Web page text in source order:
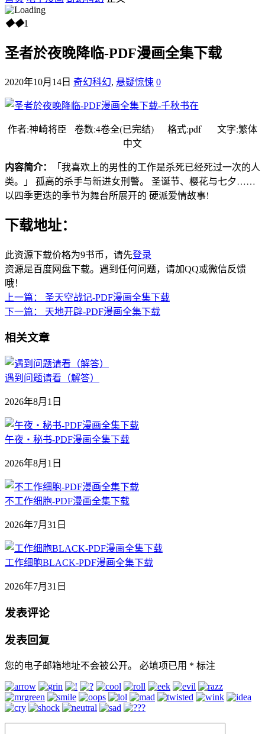
◆◆1
圣者於夜晚降临-PDF漫画全集下载
2020年10月14日 奇幻科幻, 悬疑惊悚 0
作者:神崎将臣 卷数:4卷全(已完结) 格式:pdf 文字:繁体
中文
内容简介：
「我喜欢上的男性的工作是杀死已经死过一次的人
类。」 孤高的杀手与新进女刑警。 圣诞节、樱花与七夕……
以四季更迭的季节为舞台所展开的 硬派爱情故事!
下载地址：
此资源下载价格为9书币，请先登录
资源是百度网盘下载。遇到任何问题，请加QQ或微信反馈
哦！
上一篇：
圣天空战记-PDF漫画全集下载
下一篇：
天地开辟-PDF漫画全集下载
相关文章
遇到问题请看（解答）
2026年8月1日
午夜‧秘书-PDF漫画全集下载
2026年8月1日
不工作细胞-PDF漫画全集下载
2026年7月31日
工作细胞BLACK-PDF漫画全集下载
2026年7月31日
发表评论
发表回复
您的电子邮箱地址不会被公开。 必填项已用 * 标注